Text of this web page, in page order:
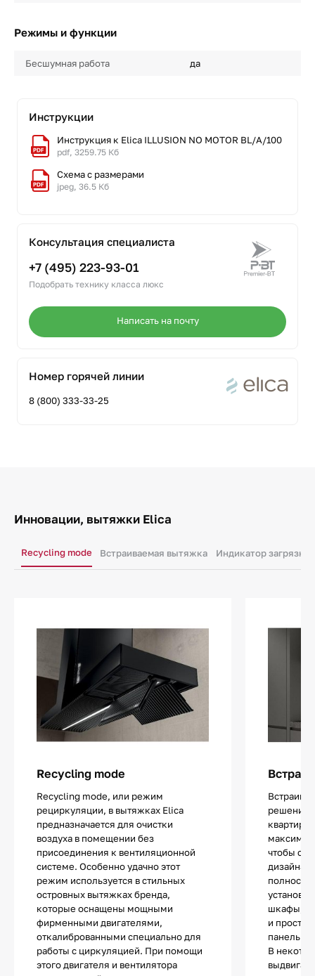
Режимы и функции
Бесшумная работа да
Инструкции
Инструкция к Elica ILLUSION NO MOTOR BL/A/100
pdf, 3259.75 Кб
Схема с размерами
jpeg, 36.5 Кб
Консультация специалиста
+7 (495) 223-93-01
Подобрать технику класса люкс
Написать на почту
Номер горячей линии
8 (800) 333-33-25
Инновации, вытяжки Elica
Recycling mode Встраиваемая вытяжка Индикатор
Recycling mode
Recycling mode, или режим
рециркуляции, в вытяжках Elica
предназначается для очистки
воздуха в помещении без
присоединения к вентиляционной
системе. Особенно удачно этот
режим используется в стильных
островных вытяжках бренда,
которые оснащены мощными
фирменными двигателями,
откалиброванными специально для
работы с циркуляцией. При помощи
этого двигателя и вентилятора
решение
квартир
чтобы
дизайна.
шкафы,
и
панелью.
В